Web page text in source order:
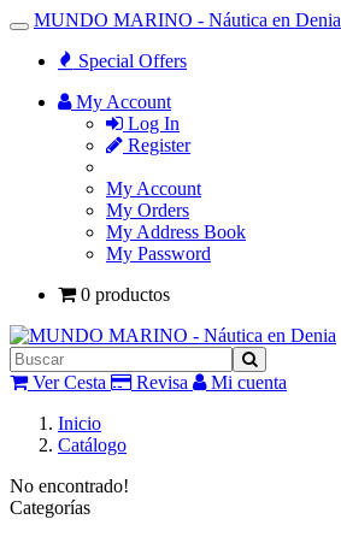
Toggle
Navigation
MUNDO MARINO - Náutica en Denia
Special Offers
My Account
Log In
Register
My Account
My Orders
My Address Book
My Password
0 productos
Ver Cesta Revisa
Mi cuenta
Inicio
Catálogo
No encontrado!
Categorías